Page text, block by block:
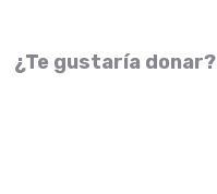
¿Te gustaría donar?